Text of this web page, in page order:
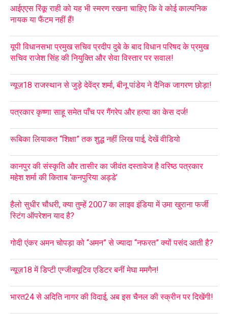
आईएएस रिंकू राही को यह भी स्मरण रखना चाहिए कि वे कोई काल्पनिक
नायक या फैंटम नहीं हैं!
यूपी विधानसभा प्रमुख सचिव प्रदीप दुबे के बाद विधान परिषद के प्रमुख
सचिव राजेश सिंह की नियुक्ति और सेवा विस्तार पर सवाल!
न्यूज़18 राजस्थान से जुड़े देवेंद्र शर्मा, बीनू पांडेय ने दैनिक जागरण छोड़ा!
पत्रकार कृष्णा साहू समेत पाँच पर गैंगरेप और हत्या का केस दर्ज!
रूबिका लियाकत “शिक्षा” तक शुद्ध नहीं लिख पाई, देखें वीडियो
कानपुर की संस्कृति और तासीर का जीवंत दस्तावेज है वरिष्ठ पत्रकार
महेश शर्मा की किताब ‘कनपुरिया अड्डे’
हैलो सुधीर चौधरी, क्या तुम्हें 2007 का लाइव इंडिया में उमा खुराना फर्जी
स्टिंग ऑपरेशन याद है?
गोदी एंकर अमन चोपड़ा को “अमन” से ज्यादा “नफरत” क्यों पसंद आती है?
न्यूज़18 में डिप्टी एग्जीक्यूटिव एडिटर बनीं मेघा ममगैन!
भारत24 से अदिति नागर की विदाई, अब इस चैनल की स्क्रीन पर दिखेंगी!